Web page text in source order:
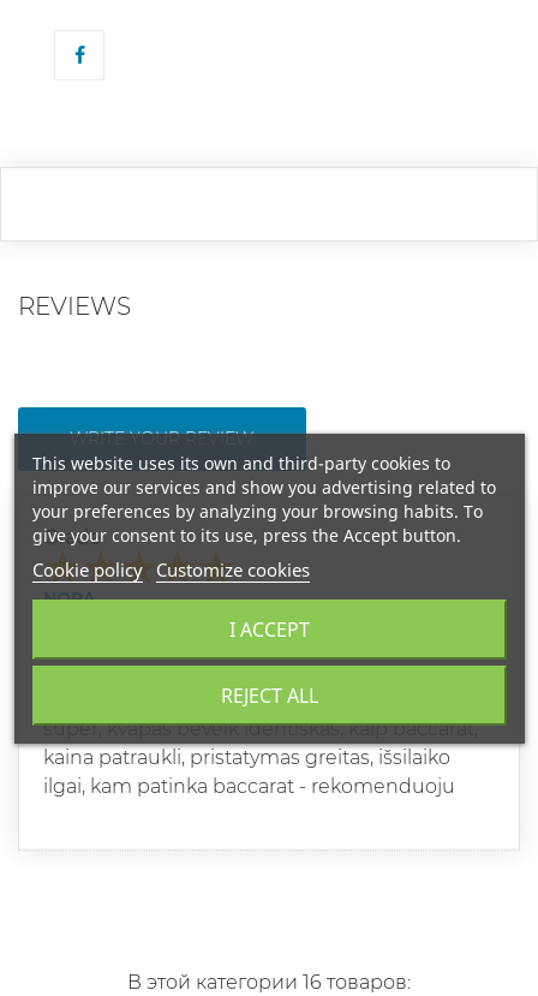
REVIEWS
WRITE YOUR REVIEW
Grade
NORA
VIENAS PRIE VIENO SU BACCARAT
super, kvapas beveik identiskas, kaip baccarat,
kaina patraukli, pristatymas greitas, išsilaiko
ilgai, kam patinka baccarat - rekomenduoju
В этой категории 16 товаров:
This website uses its own and third-party cookies to
improve our services and show you advertising related to
your preferences by analyzing your browsing habits. To
give your consent to its use, press the Accept button.
Cookie policy Customize cookies
REJECT ALL
I ACCEPT